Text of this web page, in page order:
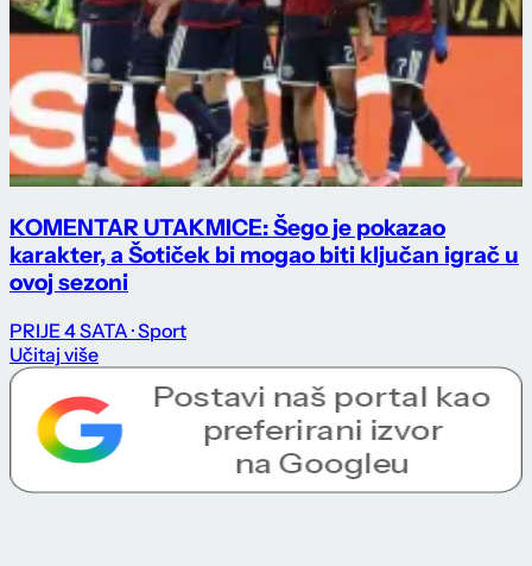
KOMENTAR UTAKMICE: Šego je pokazao
karakter, a Šotiček bi mogao biti ključan igrač u
ovoj sezoni
PRIJE 4 SATA · Sport
Učitaj više